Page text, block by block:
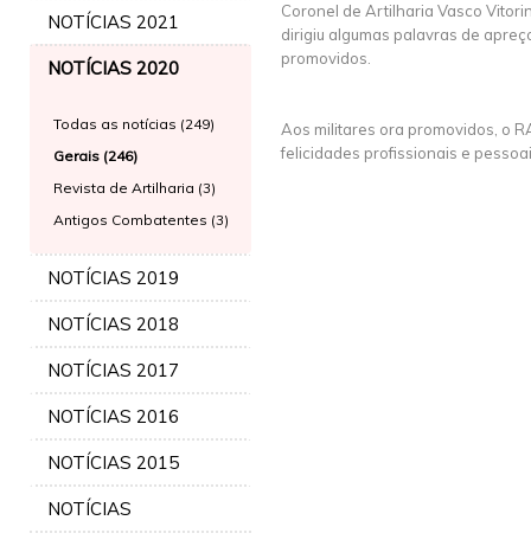
NOTÍCIAS 2021
NOTÍCIAS 2020
Todas as notícias (249)
Gerais (246)
Revista de Artilharia (3)
Antigos Combatentes (3)
NOTÍCIAS 2019
NOTÍCIAS 2018
NOTÍCIAS 2017
NOTÍCIAS 2016
NOTÍCIAS 2015
NOTÍCIAS
Coronel de Artilharia Vasco
dirigiu algumas palavras de
promovidos.
Aos militares ora promovidos, o
felicidades profissionais e